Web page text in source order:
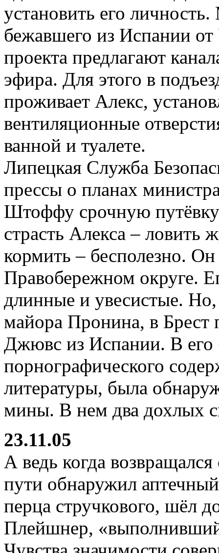
установить его
бежавшего из Испании
проекта предлагают
эфира. Для этого в
проживает Алекс,
вентиляционные
ванной и туалете.
Липецкая Служба
прессы о планах
Штоффу срочную
страсть Алекса – ловить
кормить – бесполезно.
Правобережном округе.
длинные и увесистые.
майора Пронина, в
Джювс из Испании. В его
порнографического
литературы, была
мины. В нем два дохлых
23.11.05
А ведь когда
пути обнаружил
перца стручкового, шёл
Плейшнер,